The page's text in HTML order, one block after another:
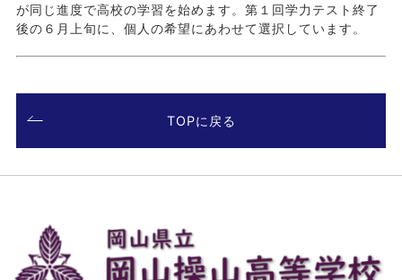
が同じ進度で高校の学習を始めます。第１回学力テスト終了
後の６月上旬に、個人の希望にあわせて選択しています。
TOPに戻る